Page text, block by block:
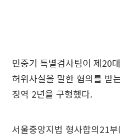
민중기 특별검사팀이 제20
허위사실을 말한 혐의를 받
징역 2년을 구형했다.
서울중앙지법 형사합의21